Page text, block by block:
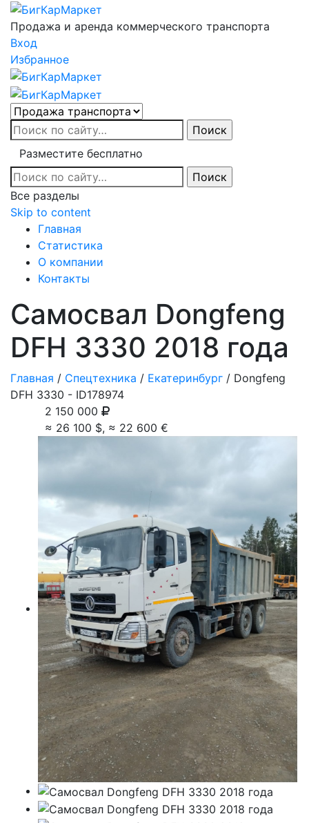
Продажа и аренда коммерческого транспорта
Вход
Избранное
Разместите бесплатно
Все разделы
Skip to content
Главная
Статистика
О компании
Контакты
Самосвал Dongfeng
DFH 3330 2018 года
Главная / Спецтехника / Екатеринбург / Dongfeng
DFH 3330 - ID178974
2 150 000
≈ 26 100 $, ≈ 22 600 €